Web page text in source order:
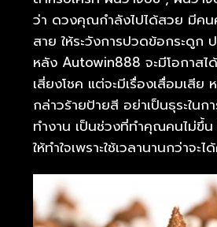
ว่า ดวงคุณกำลังไปได้สวย มีค
สาย ให้ระวังการปวดข้อกระดูก
หลัง Autowin888 จะมีโอกาสไ
เสี่ยงโชค แต่จะมีเรื่องเสื่อมเสี
กล่าวร้ายป้ายสี อย่าเป็นธุระในกา
ทำงาน เป็นช่วงที่ทำคุณคนไม่ขึ้
ให้ทำใจเพราะใช้เวลานานกว่าจะไ